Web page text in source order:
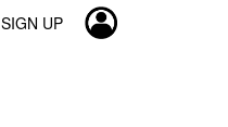
SIGN UP